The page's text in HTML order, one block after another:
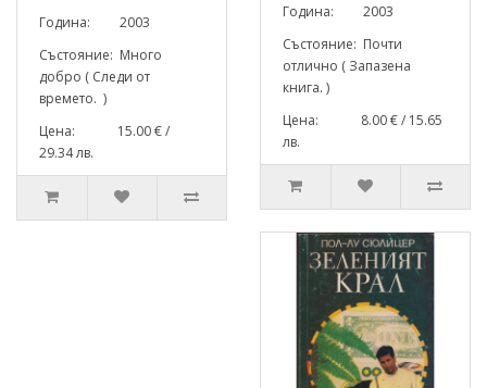
Година: 2003
Състояние: Много
добро ( Следи от
времето. )
Цена: 15.00 € /
29.34 лв.
Година: 2003
Състояние: Почти
отлично ( Запазена
книга. )
Цена: 8.00 € / 15.65
лв.